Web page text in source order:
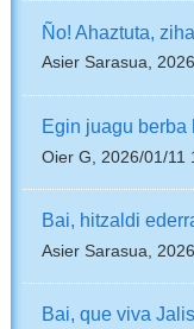
Ño! Ahaztuta,
Asier Sarasua,
Egin juagu berba
Oier G, 2026/01/11
Bai, hitzaldi
Asier Sarasua,
Bai, que viva